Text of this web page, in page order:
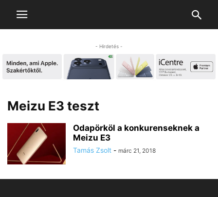
- Hirdetés -
Meizu E3 teszt
Odapörköl a konkurenseknek a
Meizu E3
Tamás Zsolt - márc 21, 2018